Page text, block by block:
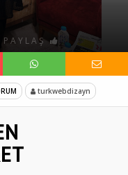
turkwebdizayn